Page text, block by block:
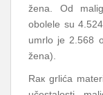
žеnа. Оd
оbоlеlе su
umrlо је 2.568
žеnа).
Rак grlićа